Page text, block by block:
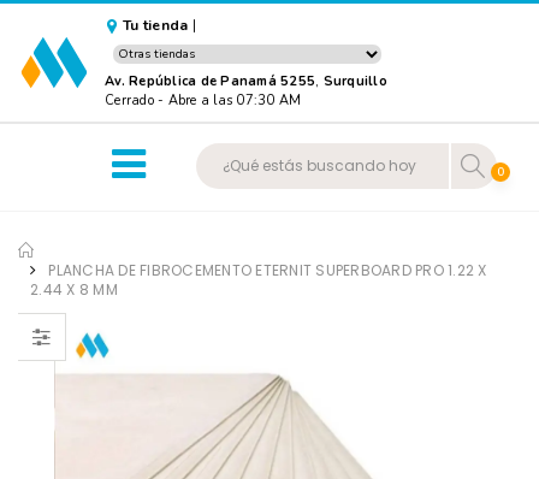
Tu tienda |
Av. República de Panamá 5255, Surquillo
Cerrado- Abre a las 07:30 AM
0
PLANCHA DE FIBROCEMENTO ETERNIT SUPERBOARD PRO 1.22 X
2.44 X 8 MM